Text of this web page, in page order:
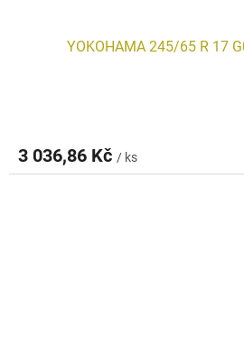
YOKOHAMA 245/65 R 17
3 036,86 Kč / ks